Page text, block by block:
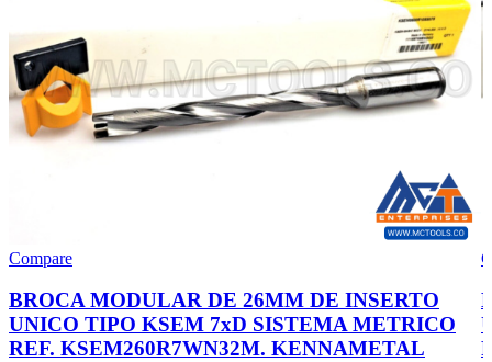
Compare
BROCA MODULAR DE 26MM DE INSERTO
UNICO TIPO KSEM 7xD SISTEMA METRICO
REF. KSEM260R7WN32M. KENNAMETAL